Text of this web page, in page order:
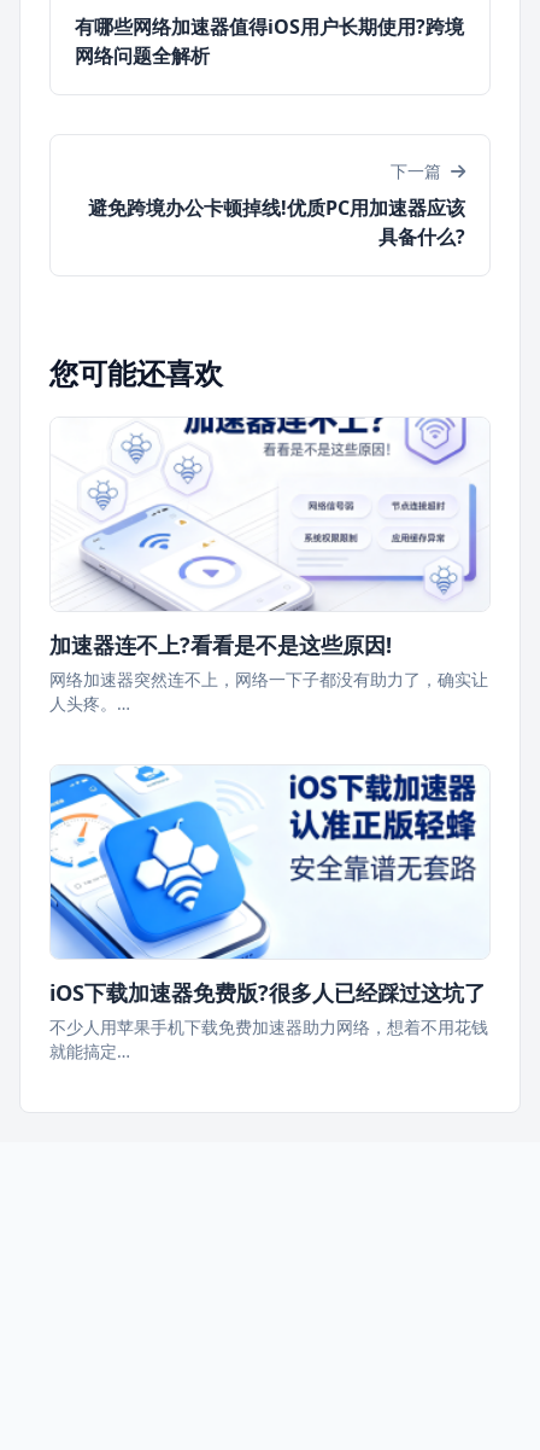
有哪些网络加速器值得iOS用户长期使用?跨境
网络问题全解析
下一篇
避免跨境办公卡顿掉线!优质PC用加速器应该
具备什么?
您可能还喜欢
加速器连不上?看看是不是这些原因!
网络加速器突然连不上，网络一下子都没有助力了，确实让
人头疼。…
iOS下载加速器免费版?很多人已经踩过这坑了
不少人用苹果手机下载免费加速器助力网络，想着不用花钱
就能搞定…